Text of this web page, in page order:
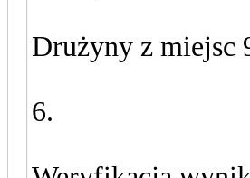
Drużyny z miejsc
6.